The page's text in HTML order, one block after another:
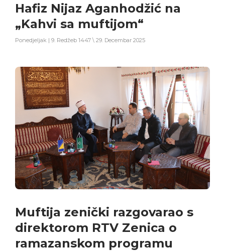
Hafiz Nijaz Aganhodžić na
„Kahvi sa muftijom“
Ponedjeljak | 9. Redžeb 1447 \ 29. Decembar 2025
Muftija zenički razgovarao s
direktorom RTV Zenica o
ramazanskom programu